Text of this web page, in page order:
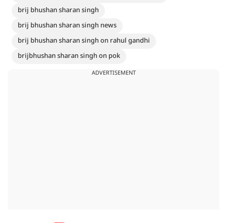
brij bhushan sharan singh
brij bhushan sharan singh news
brij bhushan sharan singh on rahul gandhi
brijbhushan sharan singh on pok
ADVERTISEMENT